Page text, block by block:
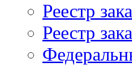
Реестр
Реестр